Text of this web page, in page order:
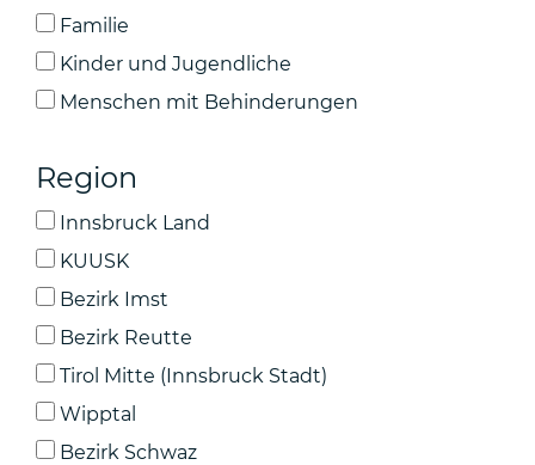
Familie
Kinder und Jugendliche
Menschen mit Behinderungen
Region
Innsbruck Land
KUUSK
Bezirk Imst
Bezirk Reutte
Tirol Mitte (Innsbruck Stadt)
Wipptal
Bezirk Schwaz